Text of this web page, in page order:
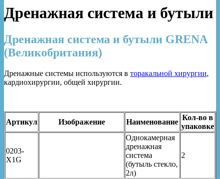
Дренажная система и бутыли
Дренажная система и бутыли GRENA
(Великобритания)
Дренажные системы используются в торакальной хирургии,
кардиохирургии, общей хирургии.
Артикул Изображение Наименование
Кол-во в
упаковке
0203-
X1G
Однокамерная
дренажная
система
(бутыль стекло,
2л)
2